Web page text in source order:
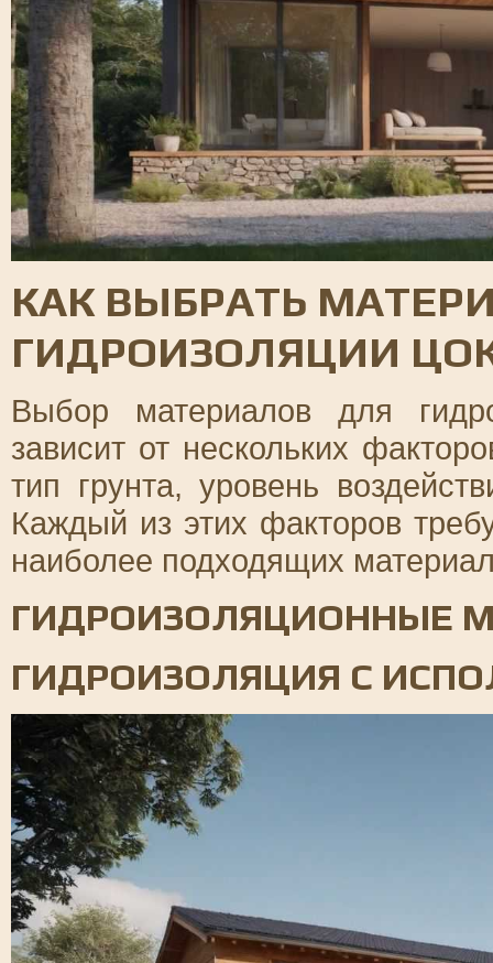
КАК ВЫБРАТЬ
ГИДРОИЗОЛЯЦИИ
Выбор материалов для
зависит от нескольких
тип грунта, уровень
Каждый из этих факторов
наиболее подходящих
ГИДРОИЗОЛЯЦИОННЫЕ
ГИДРОИЗОЛЯЦИЯ С